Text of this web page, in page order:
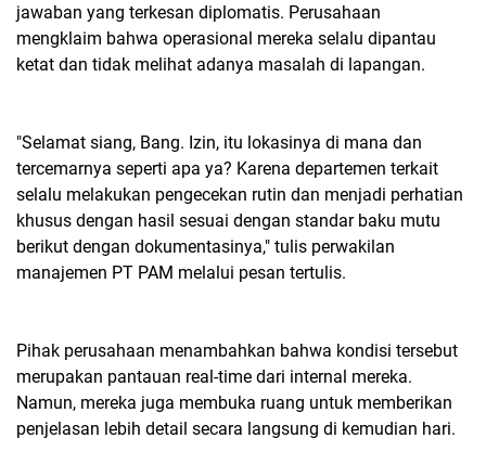
jawaban yang terkesan diplomatis. Perusahaan
mengklaim bahwa operasional mereka selalu dipantau
ketat dan tidak melihat adanya masalah di lapangan.
"Selamat siang, Bang. Izin, itu lokasinya di mana dan
tercemarnya seperti apa ya? Karena departemen terkait
selalu melakukan pengecekan rutin dan menjadi perhatian
khusus dengan hasil sesuai dengan standar baku mutu
berikut dengan dokumentasinya," tulis perwakilan
manajemen PT PAM melalui pesan tertulis.
Pihak perusahaan menambahkan bahwa kondisi tersebut
merupakan pantauan real-time dari internal mereka.
Namun, mereka juga membuka ruang untuk memberikan
penjelasan lebih detail secara langsung di kemudian hari.